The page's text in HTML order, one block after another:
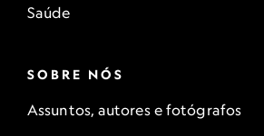
Saúde
SOBRE NÓS
Assuntos, autores e fotógrafos